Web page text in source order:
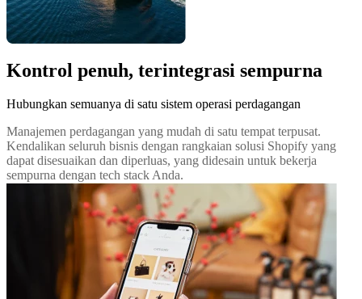
Kontrol penuh, terintegrasi sempurna
Hubungkan semuanya di satu sistem operasi perdagangan
Manajemen perdagangan yang mudah di satu tempat terpusat.
Kendalikan seluruh bisnis dengan rangkaian solusi Shopify yang
dapat disesuaikan dan diperluas, yang didesain untuk bekerja
sempurna dengan tech stack Anda.